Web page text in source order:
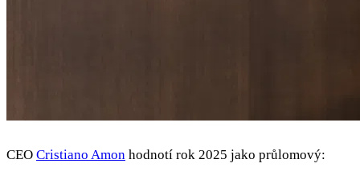
CEO Cristiano Amon hodnotí rok 2025 jako průlomový: